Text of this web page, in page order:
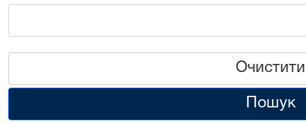
Очистити
Пошук